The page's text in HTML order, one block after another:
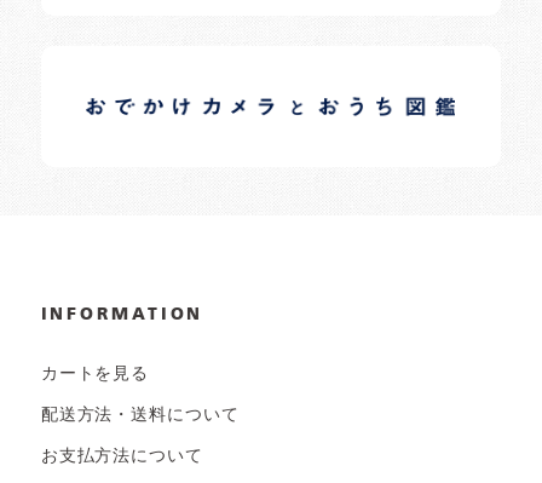
日常の様子など随時更新中です。
INFORMATION
カートを見る
配送方法・送料について
お支払方法について